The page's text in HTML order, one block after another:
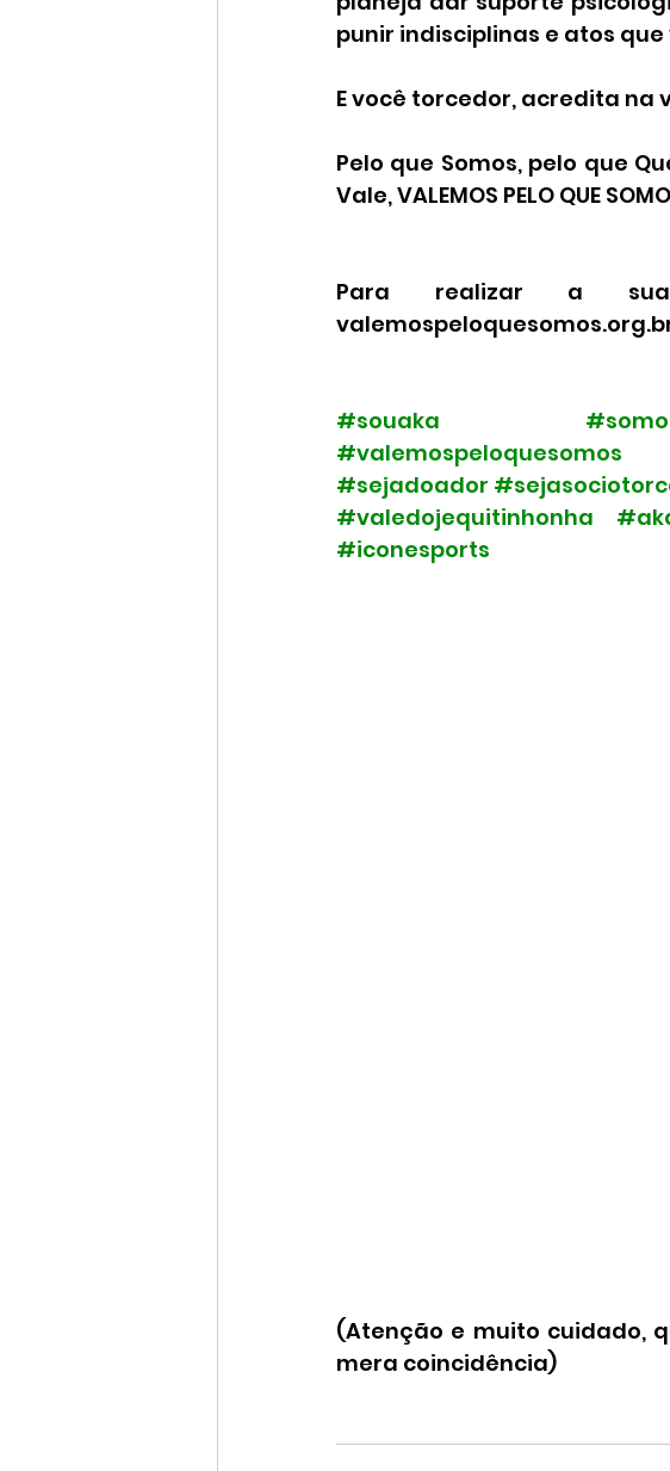
punir indisciplinas e atos
E você torcedor, acredita na
Pelo que Somos, pelo que
Vale, VALEMOS PELO QUE
Para realizar a
#souaka
#valemospeloquesomos
#sejadoador
#valedojequitinhonha
#iconesports
(Atenção e muito cuidado,
mera coincidência)